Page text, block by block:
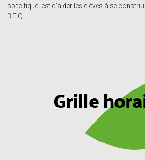
spécifique, est d’aider les élèves à se
3 T.Q.
Grille